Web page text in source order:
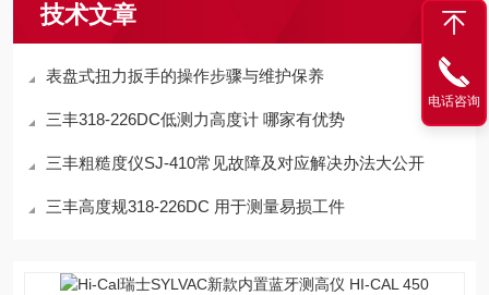
技术文章
表盘式扭力扳手的操作步骤与维护保养
三丰318-226DC低测力高度计 哪家有优势
三丰粗糙度仪SJ-410常见故障及对应解决办法大公开
三丰高度规318-226DC 用于测量易损工件
电话咨询